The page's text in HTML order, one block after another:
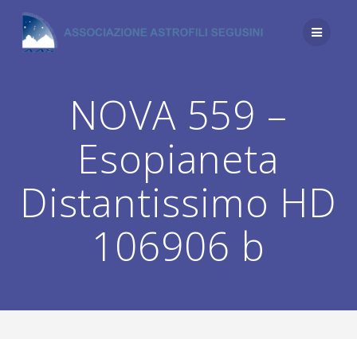
contenuto
NOVA 559 –
Esopianeta
Distantissimo HD
106906 b